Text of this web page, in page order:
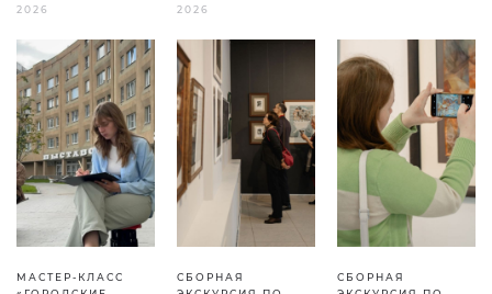
2026
2026
МАСТЕР-КЛАСС
СБОРНАЯ
СБОРНАЯ